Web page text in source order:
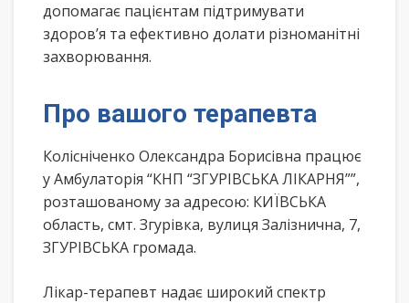
допомагає пацієнтам підтримувати
здоров’я та ефективно долати різноманітні
захворювання.
Про вашого терапевта
Колісніченко Олександра Борисівна працює
у Амбулаторія “КНП “ЗГУРІВСЬКА ЛІКАРНЯ””,
розташованому за адресою: КИЇВСЬКА
область, смт. Згурівка, вулиця Залізнична, 7,
ЗГУРІВСЬКА громада.
Лікар-терапевт надає широкий спектр